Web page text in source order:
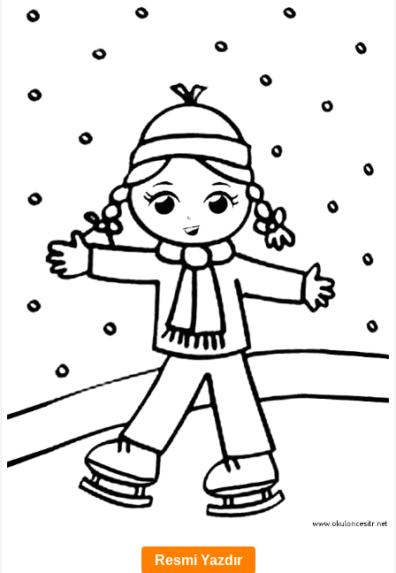
Resmi Yazdır